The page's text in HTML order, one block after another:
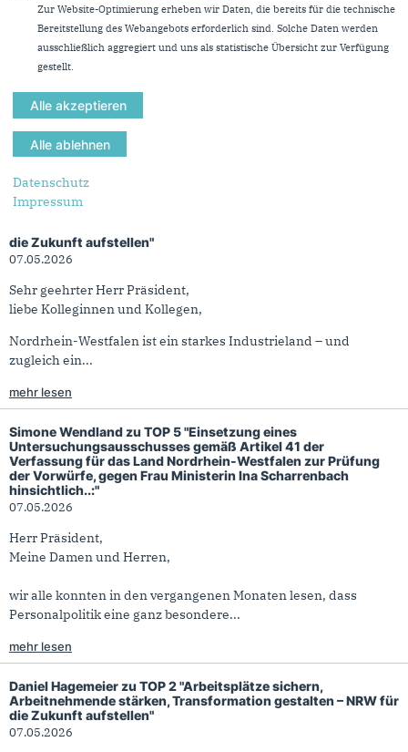
CDU und Grüne beantragen Aktuelle Stunde zum Hitzeschutz
in NRW
13.07.2026
Dr. Jan Heinisch (CDU) und Mehrdad Mostofizadeh (Grüne) zum
Hitzeschutz
Daniel Hagemeier zu TOP 2 "Arbeitsplätze sichern,
die Zukunft aufstellen"
07.05.2026
Sehr geehrter Herr Präsident,
liebe Kolleginnen und Kollegen,
Nordrhein-Westfalen ist ein starkes Industrieland – und
zugleich ein...
mehr lesen
Simone Wendland zu TOP 5 "Einsetzung eines
Untersuchungsausschusses gemäß Artikel 41 der
Verfassung für das Land Nordrhein-Westfalen zur Prüfung
der Vorwürfe, gegen Frau Ministerin Ina Scharrenbach
hinsichtlich..:"
07.05.2026
Herr Präsident,
Meine Damen und Herren,
wir alle konnten in den vergangenen Monaten lesen, dass
Personalpolitik eine ganz besondere...
mehr lesen
Daniel Hagemeier zu TOP 2 "Arbeitsplätze sichern,
Arbeitnehmende stärken, Transformation gestalten – NRW für
die Zukunft aufstellen"
07.05.2026
Zur Website-Optimierung erheben wir Daten, die bereits für die technische
Bereitstellung des Webangebots erforderlich sind. Solche Daten werden
ausschließlich aggregiert und uns als statistische Übersicht zur Verfügung
gestellt.
Datenschutz
Impressum